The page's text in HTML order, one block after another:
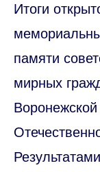
Итоги
памяти
мирных